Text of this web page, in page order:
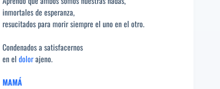
inmortales de esperanza,
resucitados para morir siempre el uno en el otro.
Condenados a satisfacernos
en el dolorajeno.
MAMÁ